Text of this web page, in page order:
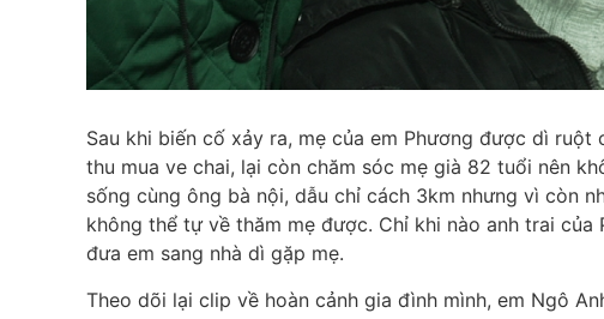
Sau khi biến cố xảy ra, mẹ của em Phương được dì
thu mua ve chai, lại còn chăm sóc mẹ già 82 tuổi nên
sống cùng ông bà nội, dẫu chỉ cách 3km nhưng vì còn
không thể tự về thăm mẹ được. Chỉ khi nào anh trai
đưa em sang nhà dì gặp mẹ.
Theo dõi lại clip về hoàn cảnh gia đình mình, em Ngô